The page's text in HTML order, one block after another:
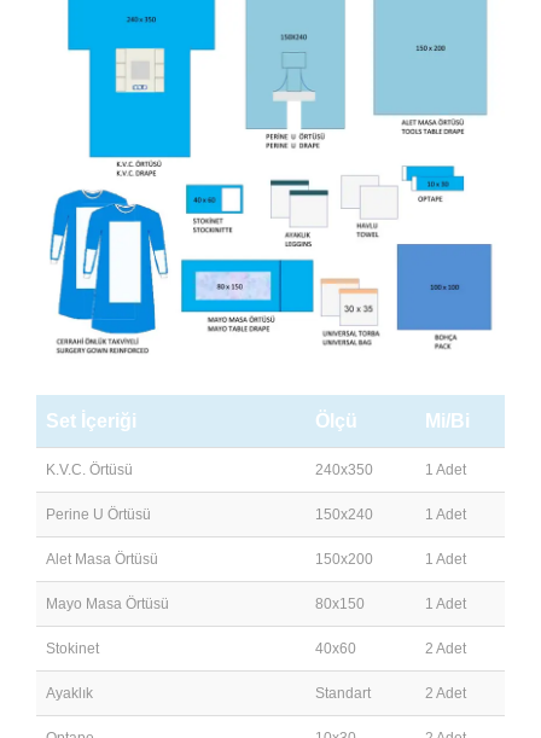
Set İçeriği Ölçü Mi/Bi
K.V.C. Örtüsü 240x350 1 Adet
Perine U Örtüsü 150x240 1 Adet
Alet Masa Örtüsü 150x200 1 Adet
Mayo Masa Örtüsü 80x150 1 Adet
Stokinet 40x60 2 Adet
Ayaklık Standart 2 Adet